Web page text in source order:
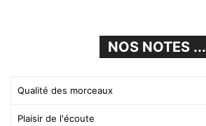
NOS NOTES ...
Qualité des morceaux
Plaisir de l'écoute